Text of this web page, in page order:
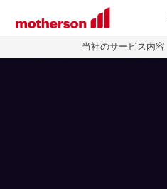
当社のサービス内容